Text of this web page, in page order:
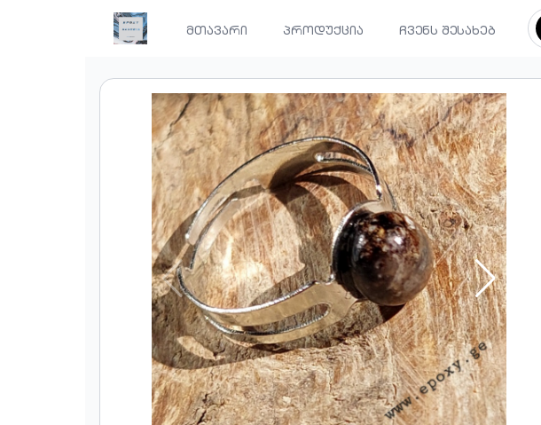
მთავარი პროდუქცია ჩვენს შესახებ